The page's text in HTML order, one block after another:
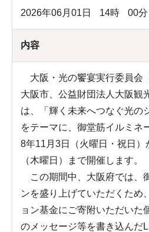
2026年06月01日 14時 00分
内容
大阪・光の饗宴実行委員会
大阪市、公益財団法人大阪観
は、「輝く未来へつなぐ光の
をテーマに、御堂筋イルミネ
8年11月3日（火曜日・祝日）
（木曜日）まで開催します。
この期間中、大阪府では、
ンを盛り上げていただくため
ョン基金にご寄附いただいた
のメッセージ等を書き込んだ